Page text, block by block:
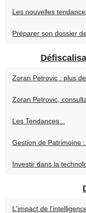
Les nouvelles
Préparer son dossier
Zoran Petrovic : plus de
Zoran Petrovic,
Les Tendances...
Gestion de Patrimoine :
Investir dans la
L'impact de